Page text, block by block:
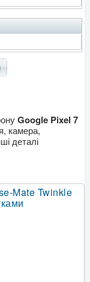
Google Pixel 7
камера,
деталі
Mate Twinkle